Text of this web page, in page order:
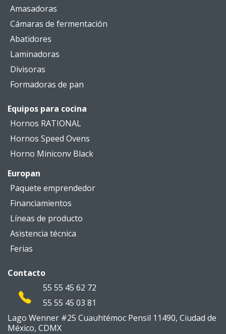
Amasadoras
Cámaras de fermentación
Abatidores
Laminadoras
Divisoras
Formadoras de pan
Equipos para cocina
Hornos RATIONAL
Hornos Speed Ovens
Horno Miniconv Black
Europan
Paquete emprendedor
Financiamientos
Líneas de producto
Asistencia técnica
Ferias
Contacto
55 55 45 62 72
55 55 45 03 81
Lago Wenner #25 Cuauhtémoc Pensil 11490, Ciudad de
México, CDMX